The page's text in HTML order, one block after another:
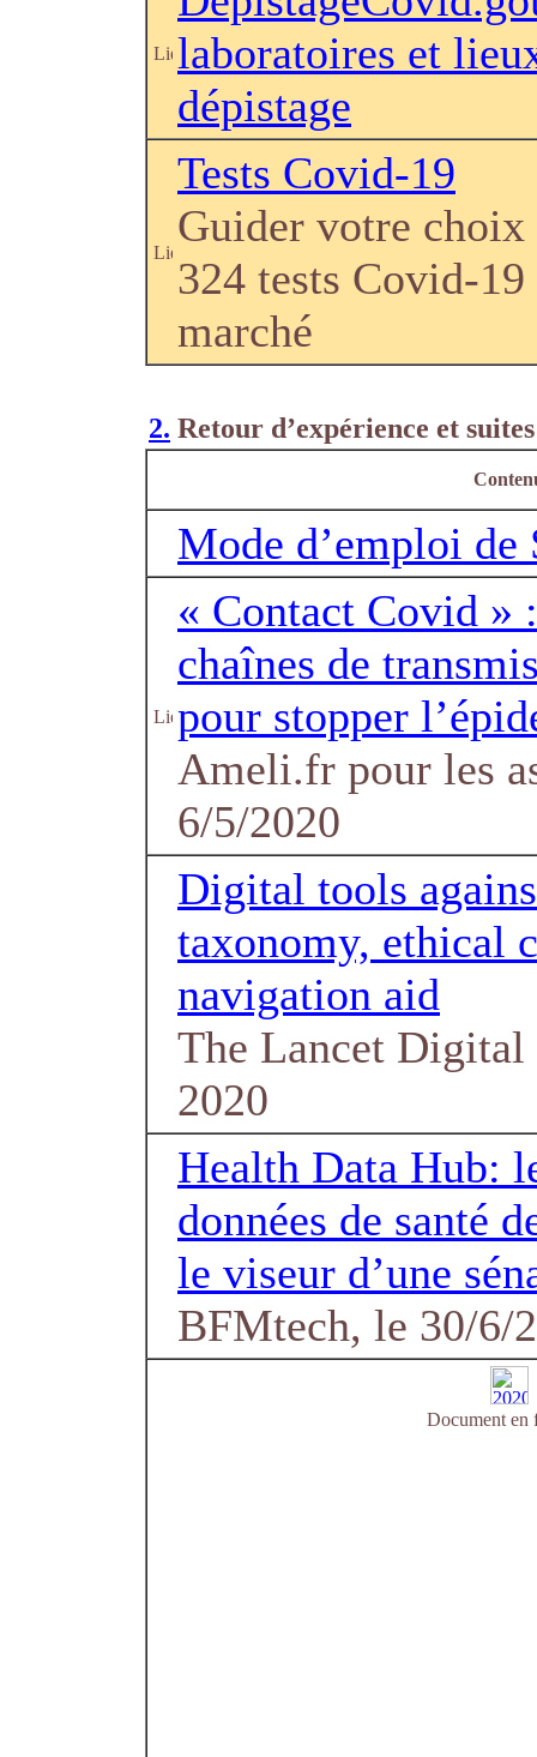
laboratoires et
dépistage
Tests Covid-19
Guider votre
324 tests Covid-19
marché
2. Retour d’expérience et suites
Mode d’emploi de
« Contact Covid »
chaînes de
pour stopper
Ameli.fr pour les
6/5/2020
Digital tools
taxonomy, ethical
navigation aid
The Lancet Digital
2020
Health Data Hub:
données de santé
le viseur d’une
BFMtech, le 30/6/
Document en